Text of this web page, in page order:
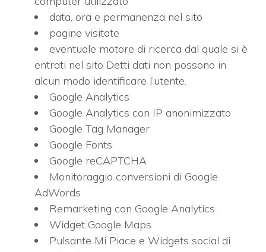
data, ora e permanenza nel sito
pagine visitate
eventuale motore di ricerca dal quale si è
entrati nel sito Detti dati non possono in
alcun modo identificare l’utente.
Google Analytics
Google Analytics con IP anonimizzato
Google Tag Manager
Google Fonts
Google reCAPTCHA
Monitoraggio conversioni di Google
AdWords
Remarketing con Google Analytics
Widget Google Maps
Pulsante Mi Piace e Widgets social di
Tipologia
multiscelta
Residenziali
Commerciali